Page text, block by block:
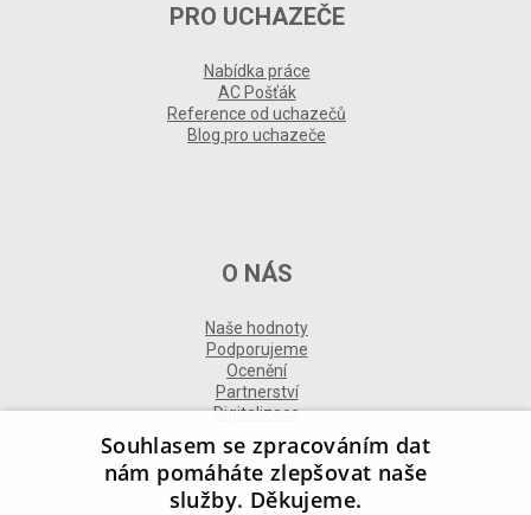
PRO UCHAZEČE
Nabídka práce
AC Pošťák
Reference od uchazečů
Blog pro uchazeče
O NÁS
Naše hodnoty
Podporujeme
Ocenění
Partnerství
Digitalizace
Souhlasem se zpracováním dat
nám pomáháte zlepšovat naše
služby. Děkujeme.